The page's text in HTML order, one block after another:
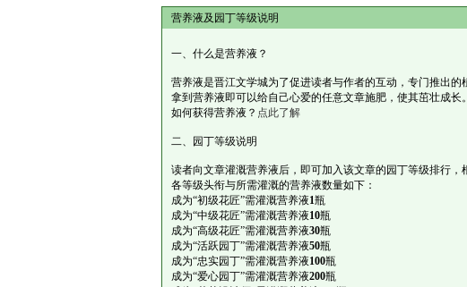
营养液及园丁等级说明
一、什么是营养液？
营养液是晋江文学城为了促进读者与作者的互动，专门推出的
拿到营养液即可以给自己心爱的任意文章施肥，使其茁壮成长
如何获得营养液？ 点此了解
二、园丁等级说明
读者向文章灌溉营养液后，即可加入该文章的园丁等级排行，
各等级头衔与所需灌溉的营养液数量如下：
成为“初级花匠”需灌溉营养液1瓶
成为“中级花匠”需灌溉营养液10瓶
成为“高级花匠”需灌溉营养液30瓶
成为“活跃园丁”需灌溉营养液50瓶
成为“忠实园丁”需灌溉营养液100瓶
成为“爱心园丁”需灌溉营养液200瓶